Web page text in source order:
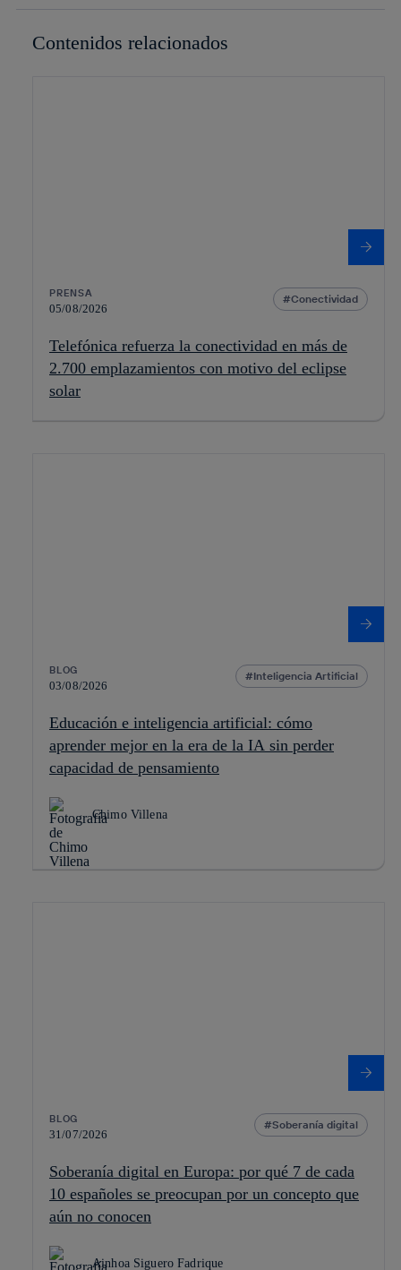
Contenidos relacionados
PRENSA
05/08/2026
Conectividad
Telefónica refuerza la conectividad en más de
2.700 emplazamientos con motivo del eclipse
solar
BLOG
03/08/2026
Inteligencia Artificial
Educación e inteligencia artificial: cómo
aprender mejor en la era de la IA sin perder
capacidad de pensamiento
Chimo Villena
BLOG
31/07/2026
Soberanía digital
Soberanía digital en Europa: por qué 7 de cada
10 españoles se preocupan por un concepto que
aún no conocen
Ainhoa Siguero Fadrique